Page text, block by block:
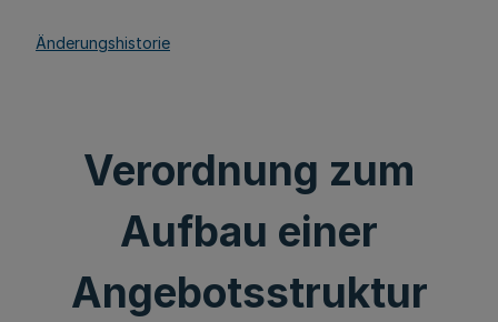
Änderungshistorie
Verordnung zum
Aufbau einer
Angebotsstruktur